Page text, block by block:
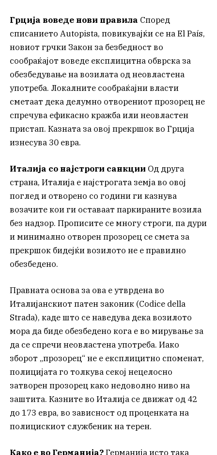
Грција воведе нови правила Според
списанието Autopista, повикувајќи се на El País,
новиот грчки Закон за безбедност во
сообраќајот воведе експлицитна обврска за
обезбедување на возилата од неовластена
употреба. Локалните сообраќајни власти
сметаат дека делумно отворениот прозорец не
спречува ефикасно кражба или неовластен
пристап. Казната за овој прекршок во Грција
изнесува 30 евра.
Италија со најстроги санкции Од друга
страна, Италија е најстрогата земја во овој
поглед и отворено со години ги казнува
возачите кои ги оставаат паркираните возила
без надзор. Прописите се многу строги, па дури
и минимално отворен прозорец се смета за
прекршок бидејќи возилото не е правилно
обезбедено.
Правната основа за ова е утврдена во
Италијанскиот патен законик (Codice della
Strada), каде што се наведува дека возилото
мора да биде обезбедено кога е во мирување за
да се спречи неовластена употреба. Иако
зборот „прозорец“ не е експлицитно споменат,
полицијата го толкува секој нецелосно
затворен прозорец како недоволно ниво на
заштита. Казните во Италија се движат од 42
до 173 евра, во зависност од проценката на
полицискиот службеник на терен.
Како е во Германија?Германија исто така